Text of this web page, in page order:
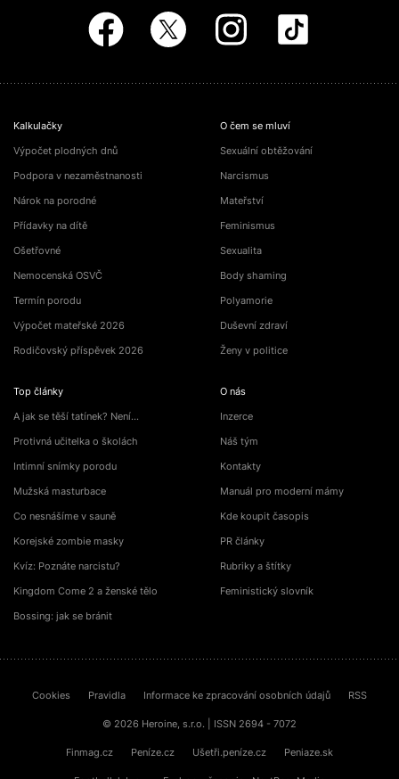
Kalkulačky
Výpočet plodných dnů
Podpora v nezaměstnanosti
Nárok na porodné
Přídavky na dítě
Ošetřovné
Nemocenská OSVČ
Termín porodu
Výpočet mateřské 2026
Rodičovský příspěvek 2026
Top články
A jak se těší tatínek? Není…
Protivná učitelka o školách
Intimní snímky porodu
Mužská masturbace
Co nesnášíme v sauně
Korejské zombie masky
Kvíz: Poznáte narcistu?
Kingdom Come 2 a ženské tělo
Bossing: jak se bránit
O čem se mluví
Sexuální obtěžování
Narcismus
Mateřství
Feminismus
Sexualita
Body shaming
Polyamorie
Duševní zdraví
Ženy v politice
O nás
Inzerce
Náš tým
Kontakty
Manuál pro moderní mámy
Kde koupit časopis
PR články
Rubriky a štítky
Feministický slovník
Cookies Pravidla Informace ke zpracování osobních údajů RSS
© 2026 Heroine, s.r.o. | ISSN 2694 - 7072
Finmag.cz Peníze.cz Ušetři.peníze.cz Peniaze.sk